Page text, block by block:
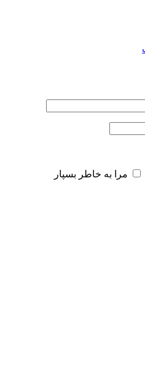
مرا به خاطر بسپار